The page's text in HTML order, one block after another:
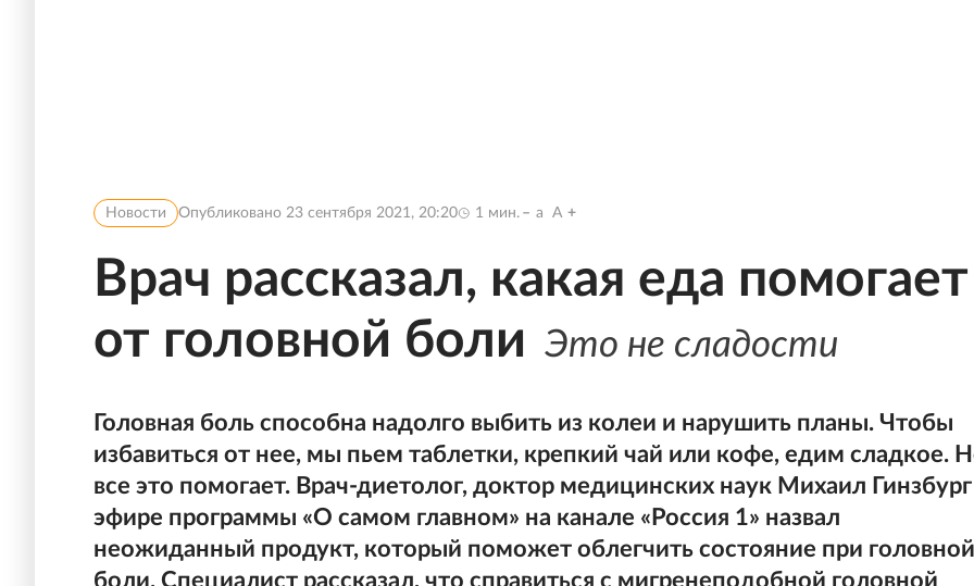
Новости Опубликовано 23 сентября 2021, 20:20 1 мин. a A
Врач рассказал, какая еда помогает
от головной боли Это не сладости
Головная боль способна надолго выбить из колеи и нарушить планы. Чтобы
избавиться от нее, мы пьем таблетки, крепкий чай или кофе, едим сладкое.
все это помогает. Врач-диетолог, доктор медицинских наук Михаил Гинзбург
эфире программы «О самом главном» на канале «Россия 1» назвал
неожиданный продукт, который поможет облегчить состояние при головной
боли. Специалист рассказал, что справиться с мигренеподобной головной